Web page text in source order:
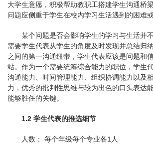
大学生意愿，积极帮助教职工搭建学生沟通桥
问题应侧重于学生在校内学习生活遇到的困难或
某个问题是否会影响学生的学习与生活并
需要学生代表从学生的角度及时发现并总结归
之间的第一沟通纽带，学生代表应该是问题和
站。作为一个需要统筹综合能力的职位，学生
沟通能力、时间管理能力、组织协调能力以及
力，优秀的批判性思维与较为出色的口头表达
能够胜任的关键。
1.2 学生代表的推选细节
人数： 每个年级每个专业各1人